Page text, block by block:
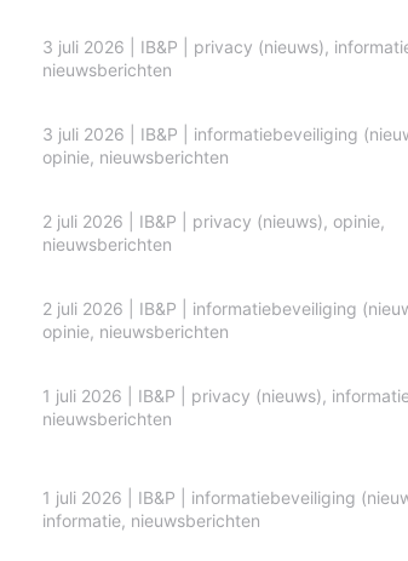
3 juli 2026 IB&P privacy (nieuws),
nieuwsberichten
3 juli 2026 IB&P
informatiebeveiliging
opinie, nieuwsberichten
2 juli 2026 IB&P privacy (nieuws), opinie,
nieuwsberichten
2 juli 2026 IB&P
informatiebeveiliging
opinie, nieuwsberichten
1 juli 2026 IB&P privacy (nieuws),
nieuwsberichten
1 juli 2026 IB&P
informatiebeveiliging
informatie, nieuwsberichten